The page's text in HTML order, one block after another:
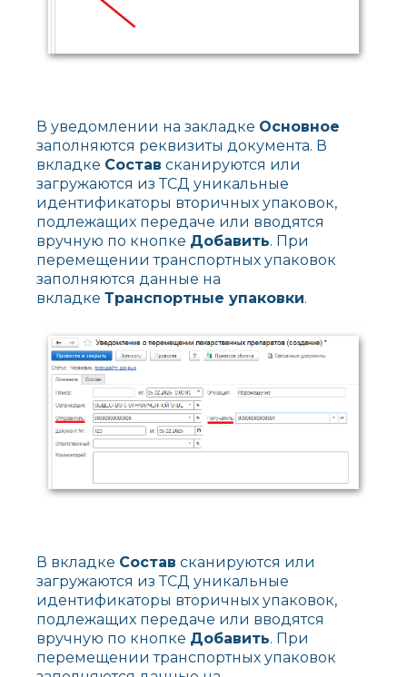
В уведомлении на закладке Основное
заполняются реквизиты документа. В
вкладке Состав сканируются или
загружаются из ТСД уникальные
идентификаторы вторичных упаковок,
подлежащих передаче или вводятся
вручную по кнопке Добавить. При
перемещении транспортных упаковок
заполняются данные на
вкладке Транспортные упаковки.
В вкладке Состав сканируются или
загружаются из ТСД уникальные
идентификаторы вторичных упаковок,
подлежащих передаче или вводятся
вручную по кнопке Добавить. При
перемещении транспортных упаковок